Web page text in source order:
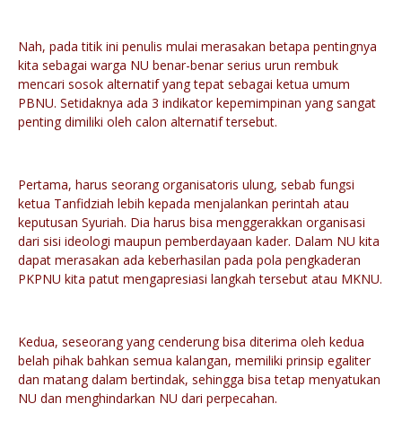
Nah, pada titik ini penulis mulai merasakan betapa pentingnya
kita sebagai warga NU benar-benar serius urun rembuk
mencari sosok alternatif yang tepat sebagai ketua umum
PBNU. Setidaknya ada 3 indikator kepemimpinan yang sangat
penting dimiliki oleh calon alternatif tersebut.
Pertama, harus seorang organisatoris ulung, sebab fungsi
ketua Tanfidziah lebih kepada menjalankan perintah atau
keputusan Syuriah. Dia harus bisa menggerakkan organisasi
dari sisi ideologi maupun pemberdayaan kader. Dalam NU kita
dapat merasakan ada keberhasilan pada pola pengkaderan
PKPNU kita patut mengapresiasi langkah tersebut atau MKNU.
Kedua, seseorang yang cenderung bisa diterima oleh kedua
belah pihak bahkan semua kalangan, memiliki prinsip egaliter
dan matang dalam bertindak, sehingga bisa tetap menyatukan
NU dan menghindarkan NU dari perpecahan.